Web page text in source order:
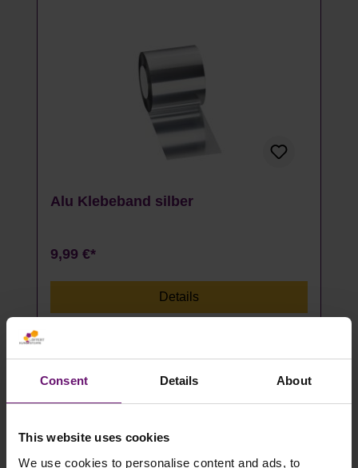
Consent Details About
This website uses cookies
We use cookies to personalise content and ads, to
Alu Klebeband silber
9,99 €*
Details